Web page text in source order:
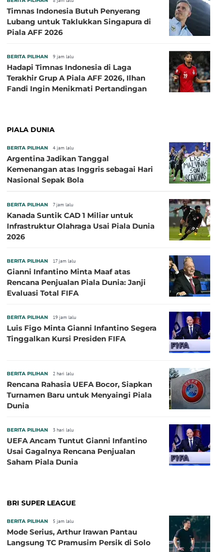
Timnas Indonesia Butuh Penyerang
Lubang untuk Taklukkan Singapura di
Piala AFF 2026
BERITA PILIHAN 9 jam lalu
Hadapi Timnas Indonesia di Laga
Terakhir Grup A Piala AFF 2026, Ilhan
Fandi Ingin Menikmati Pertandingan
PIALA DUNIA
BERITA PILIHAN 4 jam lalu
Argentina Jadikan Tanggal
Kemenangan atas Inggris sebagai Hari
Nasional Sepak Bola
BERITA PILIHAN 7 jam lalu
Kanada Suntik CAD 1 Miliar untuk
Infrastruktur Olahraga Usai Piala Dunia
2026
BERITA PILIHAN 17 jam lalu
Gianni Infantino Minta Maaf atas
Rencana Penjualan Piala Dunia: Janji
Evaluasi Total FIFA
BERITA PILIHAN 19 jam lalu
Luis Figo Minta Gianni Infantino Segera
Tinggalkan Kursi Presiden FIFA
BERITA PILIHAN 2 hari lalu
Rencana Rahasia UEFA Bocor, Siapkan
Turnamen Baru untuk Menyaingi Piala
Dunia
BERITA PILIHAN 3 hari lalu
UEFA Ancam Tuntut Gianni Infantino
Usai Gagalnya Rencana Penjualan
Saham Piala Dunia
BRI SUPER LEAGUE
BERITA PILIHAN 5 jam lalu
Mode Serius, Arthur Irawan Pantau
Langsung TC Pramusim Persik di Solo